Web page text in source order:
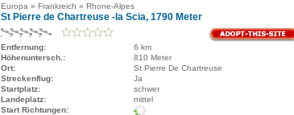
Europa » Frankreich » Rhone-Alpes
St Pierre de Chartreuse -la Scia, 1790 Meter
Entfernung:
6 km
Höhenuntersch.:
810 Meter
Ort:
St Pierre De Chartreuse
Streckenflug:
Ja
Startplatz:
schwer
Landeplatz:
mittel
Start Richtungen: